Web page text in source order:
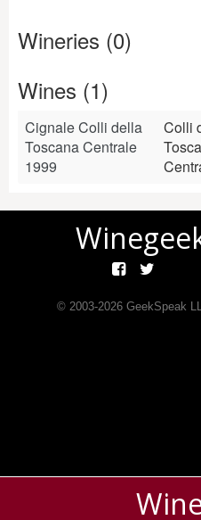
Wineries (0)
Wines (1)
Cignale Colli della
Toscana Centrale
1999
Colli
© 2003-2026GeekSpeak